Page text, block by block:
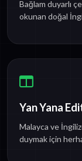
Bağlam duyarlı
okunan doğal
Yan Yana
Malayca ve
duymak için